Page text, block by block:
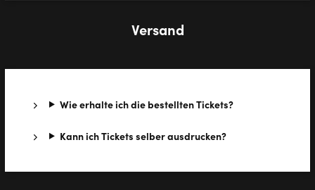
Versand
Wie erhalte ich die bestellten Tickets?
Kann ich Tickets selber ausdrucken?